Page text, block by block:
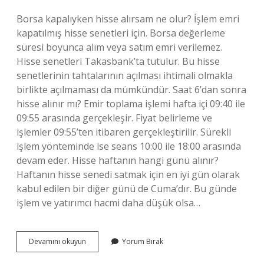
Borsa kapalıyken hisse alırsam ne olur? İşlem emri
kapatılmış hisse senetleri için. Borsa değerleme
süresi boyunca alım veya satım emri verilemez.
Hisse senetleri Takasbank’ta tutulur. Bu hisse
senetlerinin tahtalarının açılması ihtimali olmakla
birlikte açılmaması da mümkündür. Saat 6’dan sonra
hisse alınır mı? Emir toplama işlemi hafta içi 09:40 ile
09:55 arasında gerçekleşir. Fiyat belirleme ve
işlemler 09:55’ten itibaren gerçekleştirilir. Sürekli
işlem yönteminde ise seans 10:00 ile 18:00 arasında
devam eder. Hisse haftanın hangi günü alınır?
Haftanın hisse senedi satmak için en iyi gün olarak
kabul edilen bir diğer günü de Cuma’dır. Bu günde
işlem ve yatırımcı hacmi daha düşük olsa…
Devamını okuyun
Sonu
Yorum Bırak